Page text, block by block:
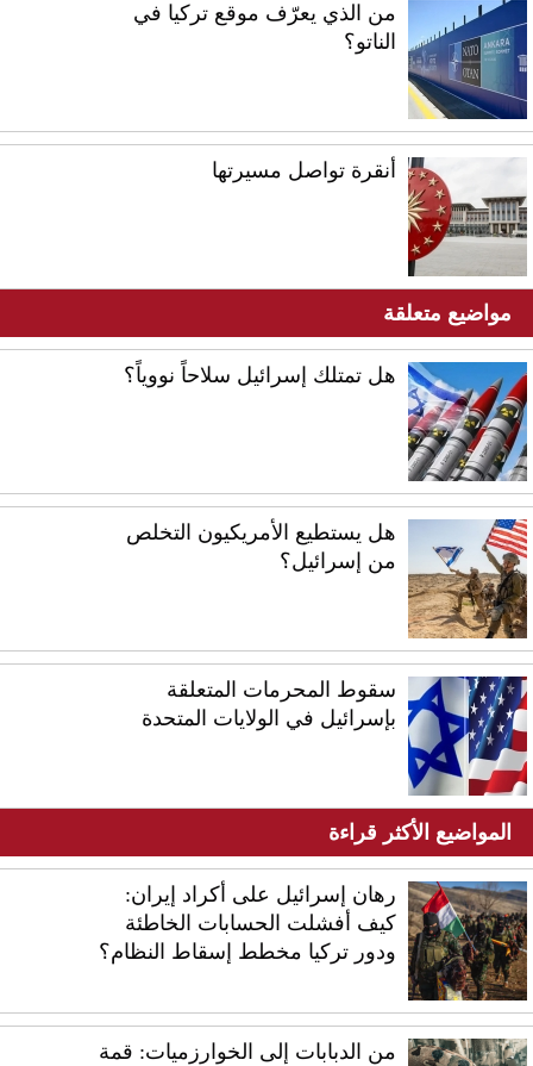
من الذي يعرّف موقع تركيا في
الناتو؟
أنقرة تواصل مسيرتها
مواضيع متعلقة
هل تمتلك إسرائيل سلاحاً نووياً؟
هل يستطيع الأمريكيون التخلص
من إسرائيل؟
سقوط المحرمات المتعلقة
بإسرائيل في الولايات المتحدة
المواضيع الأكثر قراءة
رهان إسرائيل على أكراد إيران:
كيف أفشلت الحسابات الخاطئة
ودور تركيا مخطط إسقاط النظام؟
من الدبابات إلى الخوارزميات: قمة